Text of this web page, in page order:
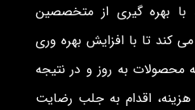
بهره گیری از متخصصین
کند تا با افزایش بهره وری
محصولات به روز و در نتیجه
اقدام به جلب رضایت